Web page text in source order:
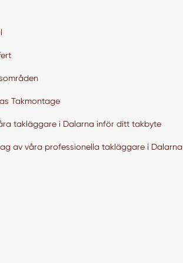
Takmontage
takläggare i Dalarna inför ditt takbyte
av våra professionella takläggare i Dalarna